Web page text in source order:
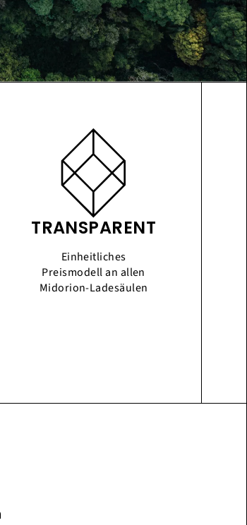
TRANSPARENT
Einheitliches
Preismodell an allen
Midorion-Ladesäulen